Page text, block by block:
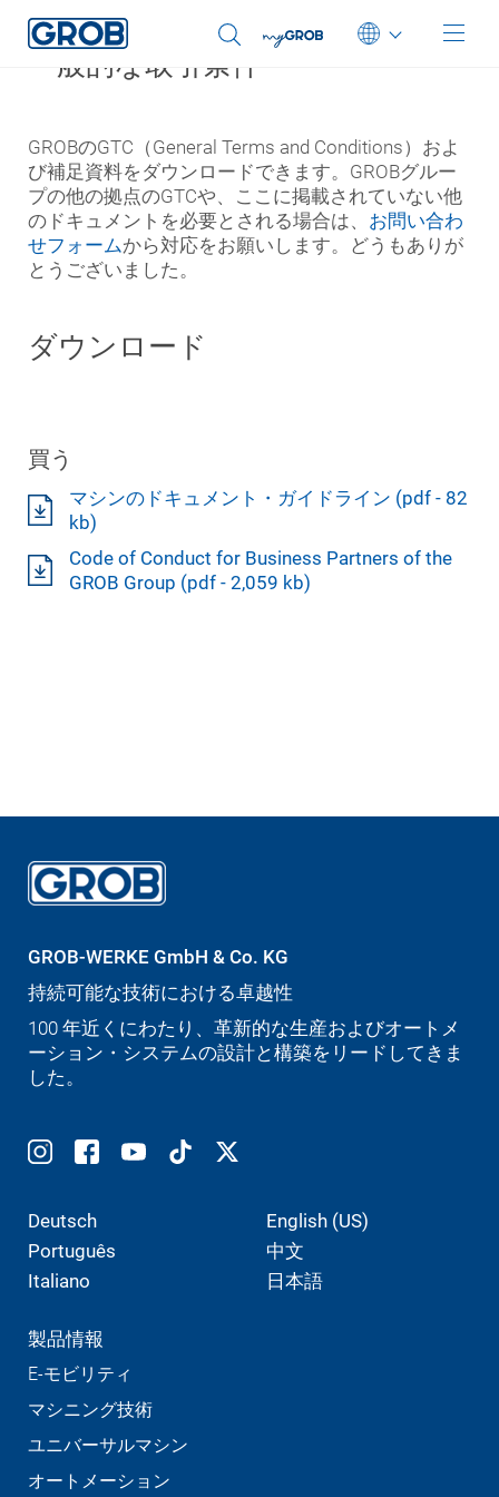
Português
中文
Italiano
一般的な取引条件
GROBのGTC（General Terms and Conditions）およ
び補足資料をダウンロードできます。GROBグルー
プの他の拠点のGTCや、ここに掲載されていない他
のドキュメントを必要とされる場合は、 お問い合わ
せフォームから対応をお願いします。どうもありが
とうございました。
ダウンロード
買う
マシンのドキュメント・ガイドライン (pdf - 82
kb)
Code of Conduct for Business Partners of the
GROB Group (pdf - 2,059 kb)
GROB-WERKE GmbH & Co. KG
持続可能な技術における卓越性
100 年近くにわたり、革新的な生産およびオートメ
ーション・システムの設計と構築をリードしてきま
した。
Deutsch
English (US)
Português
中文
Italiano
日本語
製品情報
E-モビリティ
マシニング技術
ユニバーサルマシン
オートメーション